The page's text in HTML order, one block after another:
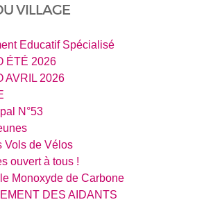
VILLAGE
Educatif Spécialisé
ÉTÉ 2026
AVRIL 2026
N°53
Vols de Vélos
ouvert à tous !
Monoxyde de Carbone
DES AIDANTS